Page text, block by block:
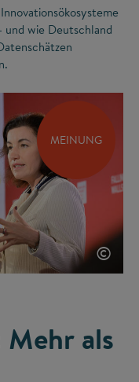
wie Deutschland
MEINUNG
©
als